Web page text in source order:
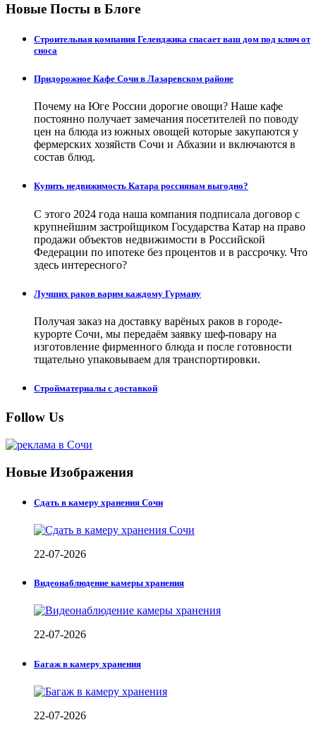
Новые Посты в Блоге
Строительная компания Геленджика спасает ваш дом под ключ от
сноса
Придорожное Кафе Сочи в Лазаревском районе
Почему на Юге России дорогие овощи? Наше кафе
постоянно получает замечания посетителей по поводу
цен на блюда из южных овощей которые закупаются у
фермерских хозяйств Сочи и Абхазии и включаются в
состав блюд.
Купить недвижимость Катара россиянам выгодно?
С этого 2024 года наша компания подписала договор с
крупнейшим застройщиком Государства Катар на право
продажи объектов недвижимости в Российской
Федерации по ипотеке без процентов и в рассрочку. Что
здесь интересного?
Лучших раков варим каждому Гурману
Получая заказ на доставку варёных раков в городе-
курорте Сочи, мы передаём заявку шеф-повару на
изготовление фирменного блюда и после готовности
тщательно упаковываем для транспортировки.
Стройматериалы с доставкой
Follow Us
Новые Изображения
Сдать в камеру хранения Сочи
22-07-2026
Видеонаблюдение камеры хранения
22-07-2026
Багаж в камеру хранения
22-07-2026